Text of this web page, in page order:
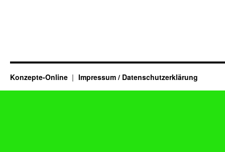
Konzepte-Online Impressum / Datenschutzerklärung